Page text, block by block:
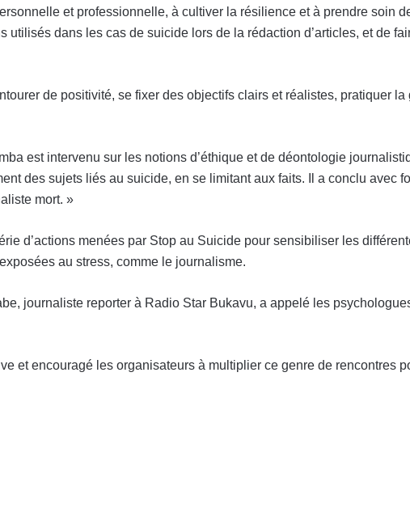
et professionnelle, à cultiver la résilience et à prendre soin
utilisés dans les cas de suicide lors de la rédaction d’articles, et de
de positivité, se fixer des objectifs clairs et réalistes, pratiquer
est intervenu sur les notions d’éthique et de déontologie
des sujets liés au suicide, en se limitant aux faits. Il a conclu avec
mort. »
d’actions menées par Stop au Suicide pour sensibiliser les
au stress, comme le journalisme.
journaliste reporter à Radio Star Bukavu, a appelé les
et encouragé les organisateurs à multiplier ce genre de rencontres